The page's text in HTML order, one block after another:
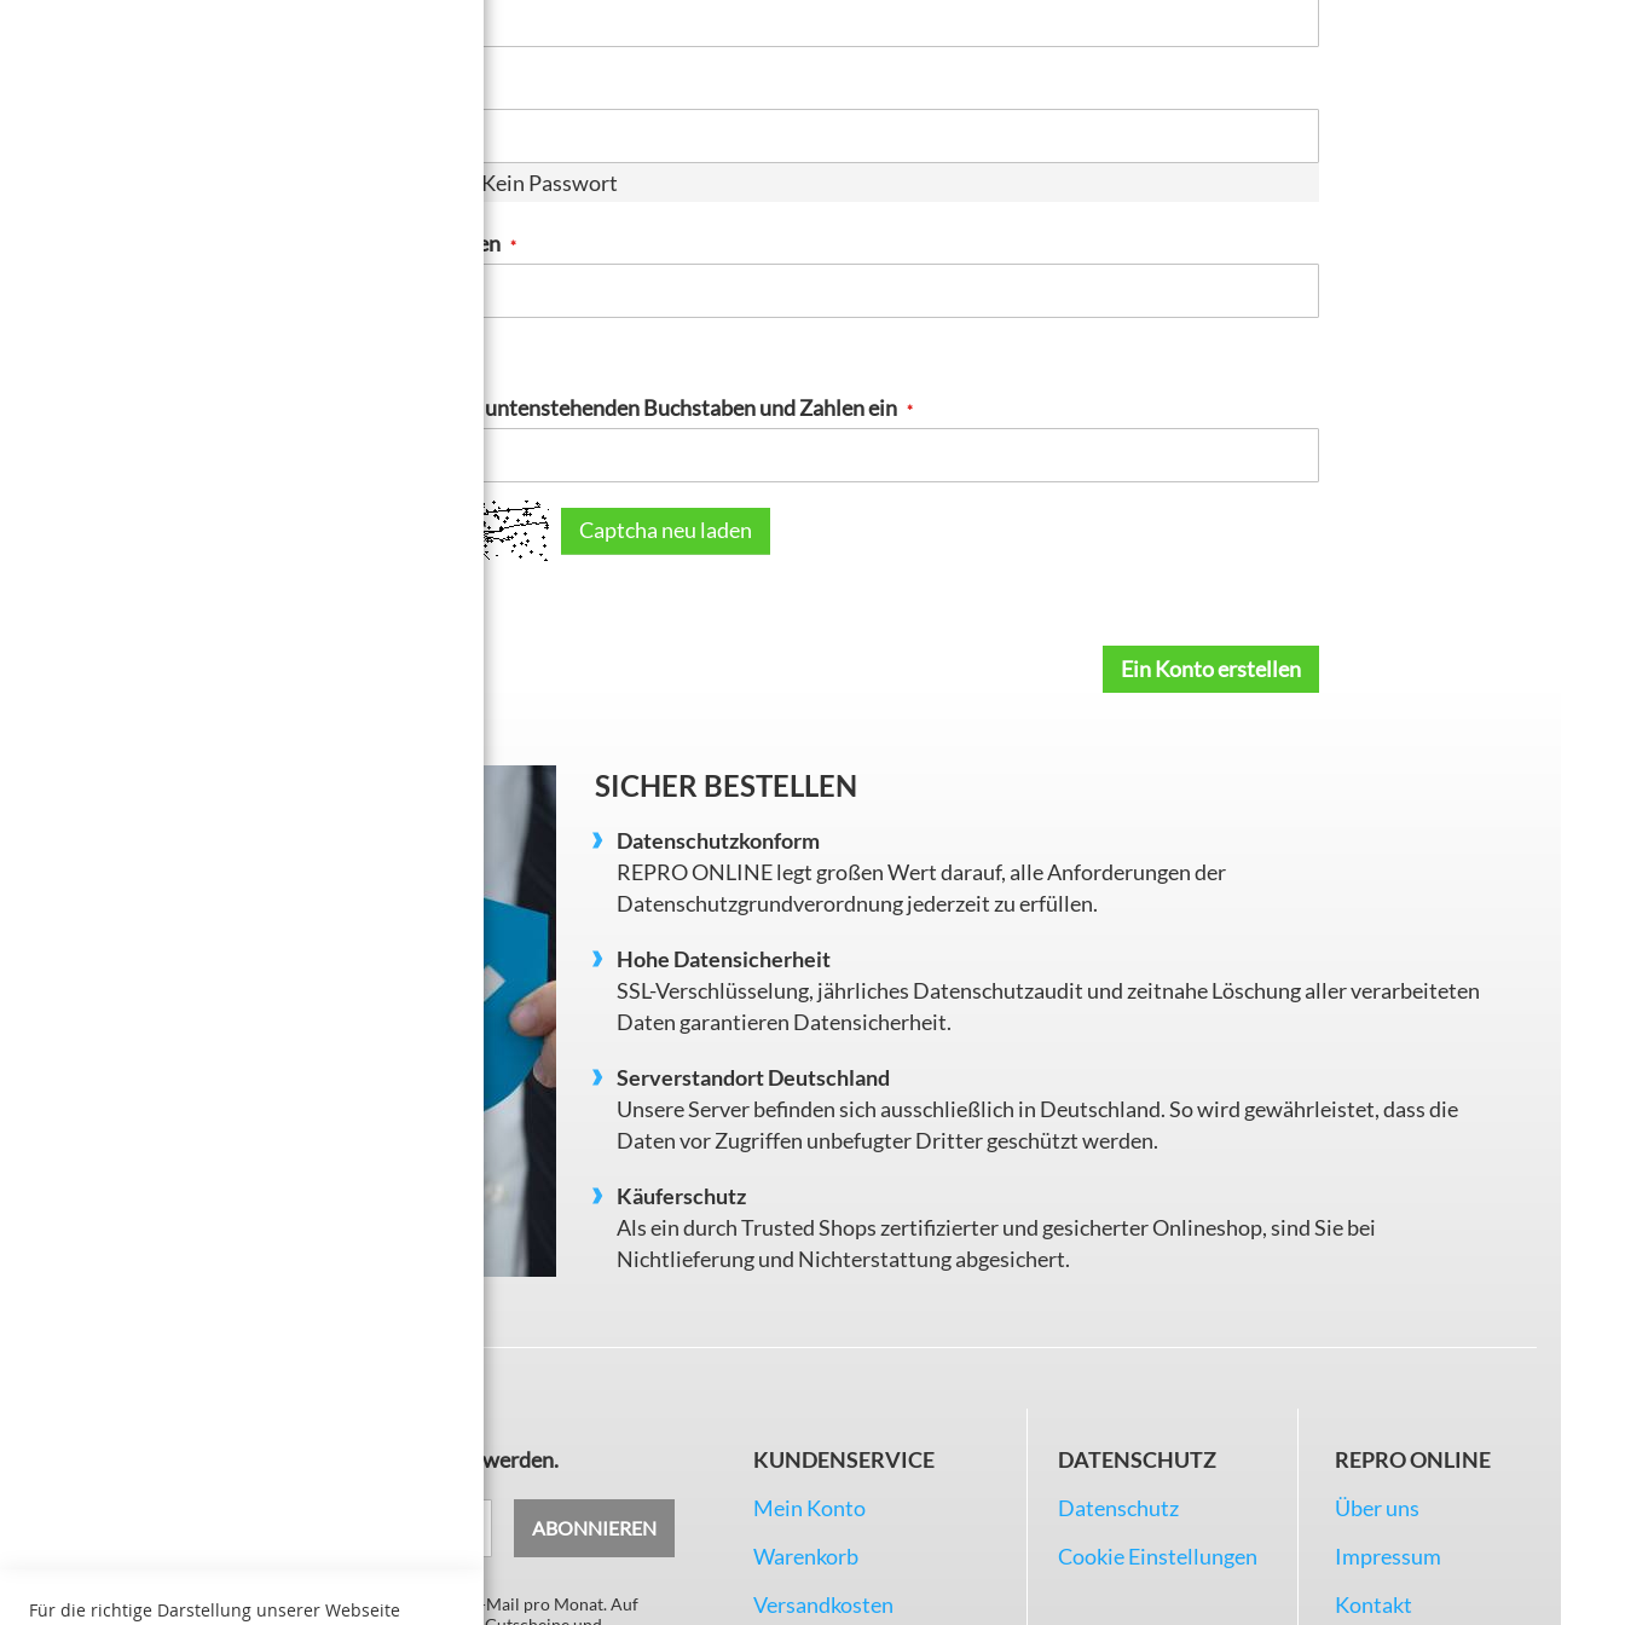
Kein Passwort
Passwort bestätigen
Bitte geben Sie die untenstehenden Buchstaben und Zahlen ein
Captcha neu laden
Ein Konto erstellen
SICHER BESTELLEN
Datenschutzkonform
REPRO ONLINE legt großen Wert darauf, alle Anforderungen der
Datenschutzgrundverordnung jederzeit zu erfüllen.
Hohe Datensicherheit
SSL-Verschlüsselung, jährliches Datenschutzaudit und zeitnahe Löschung aller verarbeiteten
Daten garantieren Datensicherheit.
Serverstandort Deutschland
Unsere Server befinden sich ausschließlich in Deutschland. So wird gewährleistet, dass die
Daten vor Zugriffen unbefugter Dritter geschützt werden.
Käuferschutz
Als ein durch Trusted Shops zertifizierter und gesicherter Onlineshop, sind Sie bei
Nichtlieferung und Nichterstattung abgesichert.
Newsletter abonnieren und VIP-Kunde werden.
Als VIP-Abonnement erhalten Sie maximal eine E-Mail pro Monat. Auf
ABONNIEREN
KUNDENSERVICE
Mein Konto
Warenkorb
Versandkosten
DATENSCHUTZ
Datenschutz
Cookie Einstellungen
REPRO ONLINE
Über uns
Impressum
Kontakt
Für die richtige Darstellung unserer Webseite